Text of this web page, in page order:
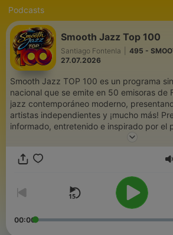
Podcasts
Smooth Jazz Top 100
Santiago Fontenla
495 -
27.07.2026
Smooth Jazz TOP 100 es un programa
nacional que se emite en 50 emisoras de
jazz contemporáneo moderno,
artistas independientes y ¡mucho más! Prepárese para estar
informado, entretenido e inspirado por el
radiofónico de Radio Cadena Española,
sólo lo mejor! ====================
00:00